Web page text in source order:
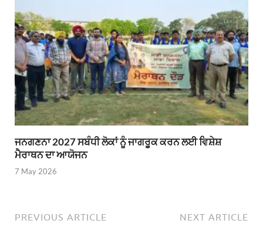
ਜਨਗਣਨਾ 2027 ਸਬੰਧੀ ਲੋਕਾਂ ਨੂੰ ਜਾਗਰੂਕ ਕਰਨ ਲਈ ਵਿਸ਼ੇਸ਼
ਮੈਰਾਥਨ ਦਾ ਆਯੋਜਨ
7 May 2026
PREVIOUS ARTICLE NEXT ARTICLE